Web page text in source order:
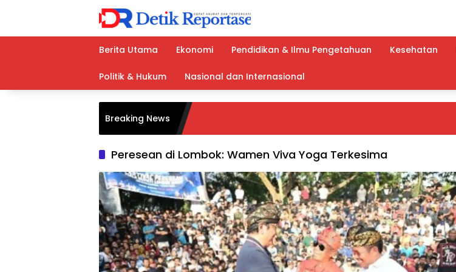
Berita Utama
Ekonomi Pendidikan & Ilmu Pengetahuan Kesehatan
Politik & Hukum Nasional dan Internasional
Breaking News
Peresean di Lombok: Wamen Viva Yoga Terkesima